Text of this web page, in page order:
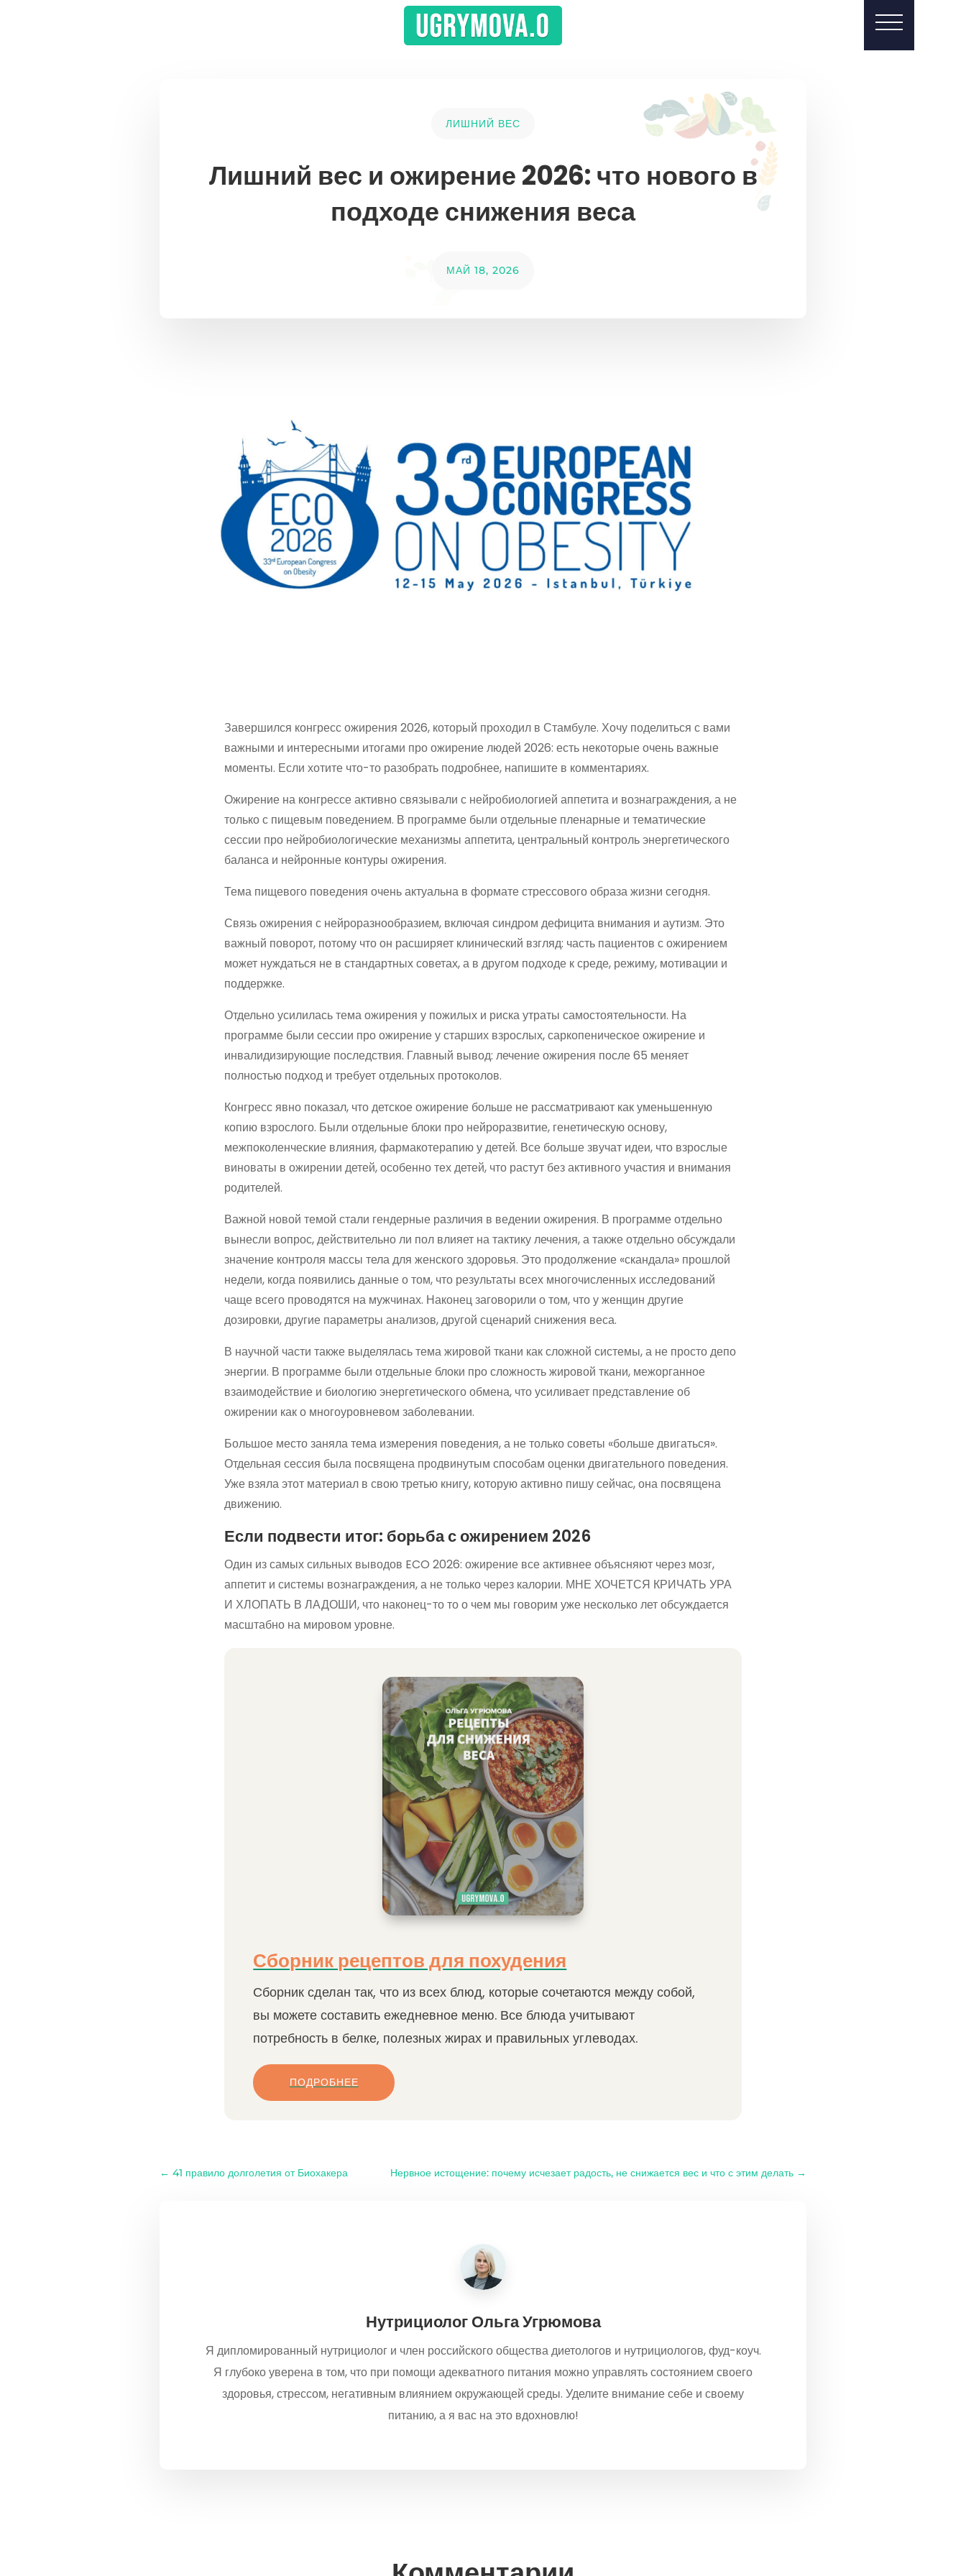
ЛИШНИЙ ВЕС
Лишний вес и ожирение 2026: что нового в
подходе снижения веса
МАЙ 18, 2026
Завершился конгресс ожирения 2026, который проходил в Стамбуле. Хочу поделиться с вами
важными и интересными итогами про ожирение людей 2026: есть некоторые очень важные
моменты. Если хотите что-то разобрать подробнее, напишите в комментариях.
Ожирение на конгрессе активно связывали с нейробиологией аппетита и вознаграждения, а не
только с пищевым поведением. В программе были отдельные пленарные и тематические
сессии про нейробиологические механизмы аппетита, центральный контроль энергетического
баланса и нейронные контуры ожирения.
Тема пищевого поведения очень актуальна в формате стрессового образа жизни сегодня.
Связь ожирения с нейроразнообразием, включая синдром дефицита внимания и аутизм. Это
важный поворот, потому что он расширяет клинический взгляд: часть пациентов с ожирением
может нуждаться не в стандартных советах, а в другом подходе к среде, режиму, мотивации и
поддержке.
Отдельно усилилась тема ожирения у пожилых и риска утраты самостоятельности. На
программе были сессии про ожирение у старших взрослых, саркопеническое ожирение и
инвалидизирующие последствия. Главный вывод: лечение ожирения после 65 меняет
полностью подход и требует отдельных протоколов.
Конгресс явно показал, что детское ожирение больше не рассматривают как уменьшенную
копию взрослого. Были отдельные блоки про нейроразвитие, генетическую основу,
межпоколенческие влияния, фармакотерапию у детей. Все больше звучат идеи, что взрослые
виноваты в ожирении детей, особенно тех детей, что растут без активного участия и внимания
родителей.
Важной новой темой стали гендерные различия в ведении ожирения. В программе отдельно
вынесли вопрос, действительно ли пол влияет на тактику лечения, а также отдельно обсуждали
значение контроля массы тела для женского здоровья. Это продолжение «скандала» прошлой
недели, когда появились данные о том, что результаты всех многочисленных исследований
чаще всего проводятся на мужчинах. Наконец заговорили о том, что у женщин другие
дозировки, другие параметры анализов, другой сценарий снижения веса.
В научной части также выделялась тема жировой ткани как сложной системы, а не просто депо
энергии. В программе были отдельные блоки про сложность жировой ткани, межорганное
взаимодействие и биологию энергетического обмена, что усиливает представление об
ожирении как о многоуровневом заболевании.
Большое место заняла тема измерения поведения, а не только советы «больше двигаться».
Отдельная сессия была посвящена продвинутым способам оценки двигательного поведения.
Уже взяла этот материал в свою третью книгу, которую активно пишу сейчас, она посвящена
движению.
Если подвести итог: борьба с ожирением 2026
Один из самых сильных выводов ECO 2026: ожирение все активнее объясняют через мозг,
аппетит и системы вознаграждения, а не только через калории. МНЕ ХОЧЕТСЯ КРИЧАТЬ УРА
И ХЛОПАТЬ В ЛАДОШИ, что наконец-то то о чем мы говорим уже несколько лет обсуждается
масштабно на мировом уровне.
Сборник рецептов для похудения
Сборник сделан так, что из всех блюд, которые сочетаются между собой,
вы можете составить ежедневное меню. Все блюда учитывают
потребность в белке, полезных жирах и правильных углеводах.
ПОДРОБНЕЕ
← 41 правило долголетия от Биохакера Нервное истощение: почему исчезает радость, не снижается вес и что с этим делать →
НутрициологОльга Угрюмова
Я дипломированный нутрициолог и член российского общества диетологов и нутрициологов, фуд-коуч.
Я глубоко уверена в том, что при помощи адекватного питания можно управлять состоянием своего
здоровья, стрессом, негативным влиянием окружающей среды. Уделите внимание себе и своему
питанию, а я вас на это вдохновлю!